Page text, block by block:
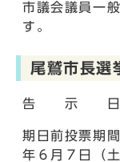
市議会議員一
す。
尾鷲市長選
告 示 日：令
期日前投票期
年６月７日（土